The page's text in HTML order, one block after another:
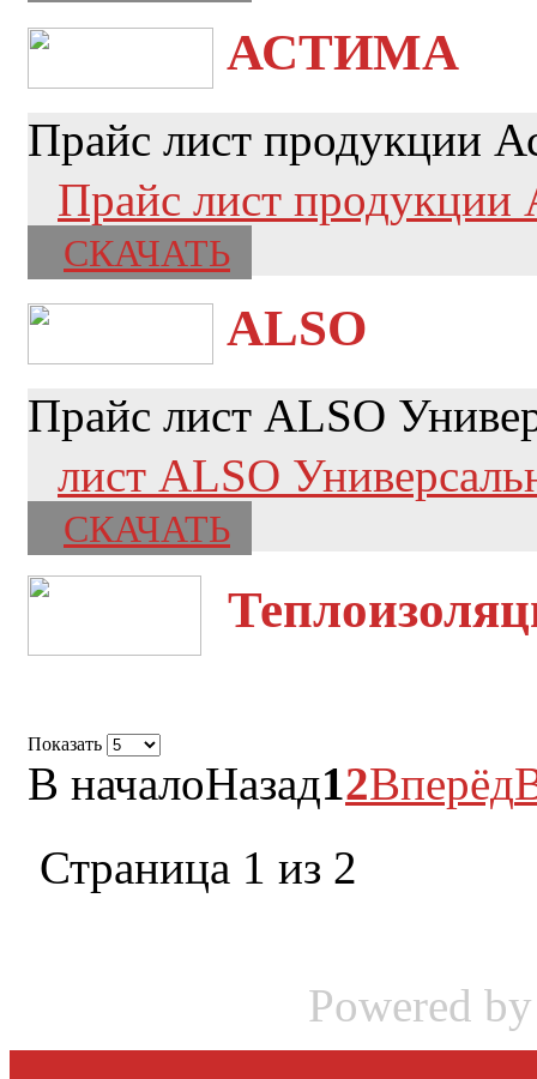
АСТИМА
Прайс лист продукции
Прайс лист продукции
СКАЧАТЬ
ALSO
Прайс лист ALSO
лист ALSO
СКАЧАТЬ
Показать
В началоНазад12Вперёд
Страница 1 из 2
Powered